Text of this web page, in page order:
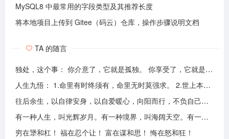
MySQL8 中最常用的字段类型及其推荐长度
将本地项目上传到 Gitee（码云）仓库，操作步骤说明文档
TA 的随言
独处，这个事： 你介意了，它就是孤独。 你享受了，它就是自由。
人生九悟： 1.命里有时终须有，命里无时莫强求。 2.世上本无事槦人自扰之。 3.睡前原谅一切，醒来不问过往。 4.平安健康是财富，无病无灾。 5.人心换人心，换不来就转身。 6.看破不说破，看透不说透。 7.得意时看淡，失意时看开。 8.知足常乐，一切随缘。 9.人生本过客，何须执着。
往后余生，以自律安身，以自爱暖心，向阳而行，不负自己，活成自己喜欢的模样！
有一种人生，叫光辉岁月。有一种境界，叫海阔天空。有一种心态，叫不可一世。 有一种亲情，叫真的爱你。有一种乡音，叫农民。 有一种爱情，叫喜欢你。 有一种路途，叫灰色轨迹。 有一种知己，叫情人。有一种情结，叫长城。 有一种和平，叫AMANI。 有一种行动，叫不再犹豫。 有一种父爱，叫大地。有一种孤独，叫冷雨夜。 有一种伤心，叫无尽空虚。 有一种无奈，叫岁月无声。有一种信仰，叫再见理想。有一种童真，叫月光光。有一种力量，叫冲开一切。有一种坚强，叫午夜怨曲。有一种感慨，叫谁伴我闯荡。 有一种坦然，叫无悔这一生。有一种思念，叫遥望。有一个歌手，叫黄家驹。 有一支乐队，叫BEYOND。三十多年，一晃而过！精神永留心间，致敬家驹！！
穷在犟和杠！ 福在忍个让！ 富在谋和思！ 悔在怒和狂！